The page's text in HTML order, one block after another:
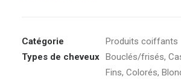
Catégorie
Produits coiffants
Types de cheveux Bouclés/frisés,
Fins, Colorés,